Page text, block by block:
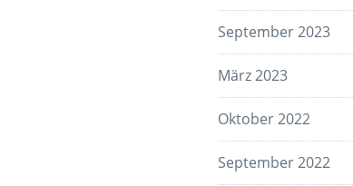
September 2023
März 2023
Oktober 2022
September 2022